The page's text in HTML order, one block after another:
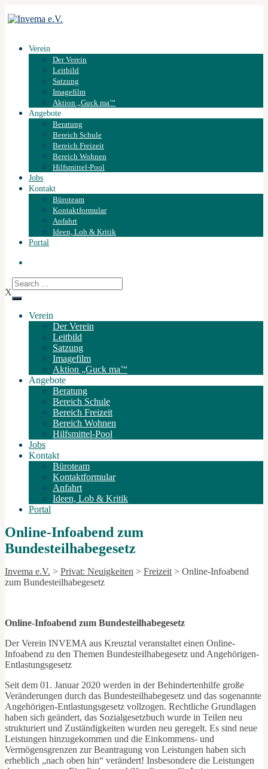
Verein
Der Verein
Leitbild
Satzung
Imagefilm
Aktion „Guck ma’“
Angebote
Beratung
Bereich Schule
Bereich Freizeit
Bereich Wohnen
Hilfsmittel-Pool
Jobs
Kontakt
Büroteam
Kontaktformular
Anfahrt
Ideen, Lob & Kritik
Portal
X
Verein
Der Verein
Leitbild
Satzung
Imagefilm
Aktion „Guck ma’“
Angebote
Beratung
Bereich Schule
Bereich Freizeit
Bereich Wohnen
Hilfsmittel-Pool
Jobs
Kontakt
Büroteam
Kontaktformular
Anfahrt
Ideen, Lob & Kritik
Portal
Online-Infoabend zum
Bundesteilhabegesetz
Invema e.V. > Privat: Neuigkeiten > Freizeit > Online-Infoabend
zum Bundesteilhabegesetz
Online-Infoabend zum Bundesteilhabegesetz
Der Verein INVEMA aus Kreuztal veranstaltet einen Online-
Infoabend zu den Themen Bundesteilhabegesetz und Angehörigen-
Entlastungsgesetz
Seit dem 01. Januar 2020 werden in der Behindertenhilfe große
Veränderungen durch das Bundesteilhabegesetz und das sogenannte
Angehörigen-Entlastungsgesetz vollzogen. Rechtliche Grundlagen
haben sich geändert, das Sozialgesetzbuch wurde in Teilen neu
strukturiert und Zuständigkeiten wurden neu geregelt. Es sind neue
Leistungen hinzugekommen und die Einkommens- und
Vermögensgrenzen zur Beantragung von Leistungen haben sich
erheblich „nach oben hin“ verändert! Insbesondere die Leistungen